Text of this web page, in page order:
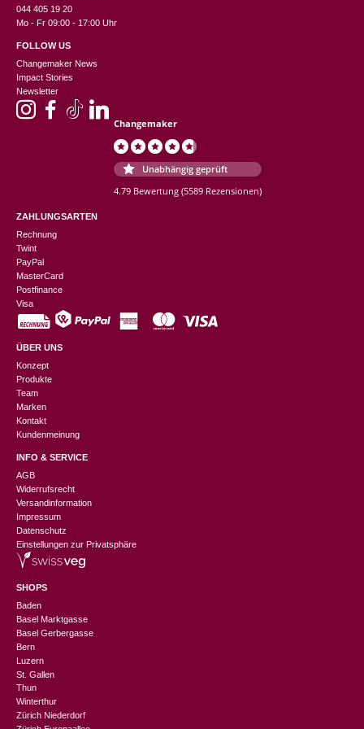
044 405 19 20
Mo - Fr 09:00 - 17:00 Uhr
FOLLOW US
Changemaker News
Impact Stories
Newsletter
Changemaker
Unabhängig geprüft
4.79 Bewertung (5589 Rezensionen)
ZAHLUNGSARTEN
Rechnung
Twint
PayPal
MasterCard
Postfinance
Visa
ÜBER UNS
Konzept
Produkte
Team
Marken
Kontakt
Kundenmeinung
INFO & SERVICE
AGB
Widerrufsrecht
Versandinformation
Impressum
Datenschutz
Einstellungen zur Privatsphäre
SHOPS
Baden
Basel Marktgasse
Basel Gerbergasse
Bern
Luzern
St. Gallen
Thun
Winterthur
Zürich Niederdorf